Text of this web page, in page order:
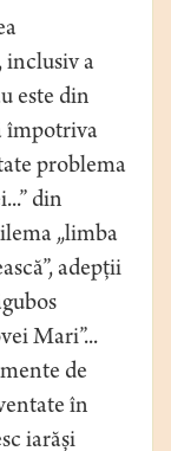
inclusiv a
este din
împotriva
problema
din
„limba
adepții
Mari”...
de
în
iarăși